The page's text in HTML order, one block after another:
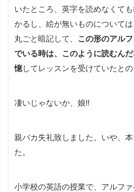
いたところ、英字を読めなくて
かるし、絵が無いものについて
丸ごと暗記して、 この形のアル
でいる時は、このように読むん
憶してレッスンを受けていたとの
凄いじゃないか、娘!!
親バカ失礼致しました。いや、
た。
小学校の英語の授業で、アルフ